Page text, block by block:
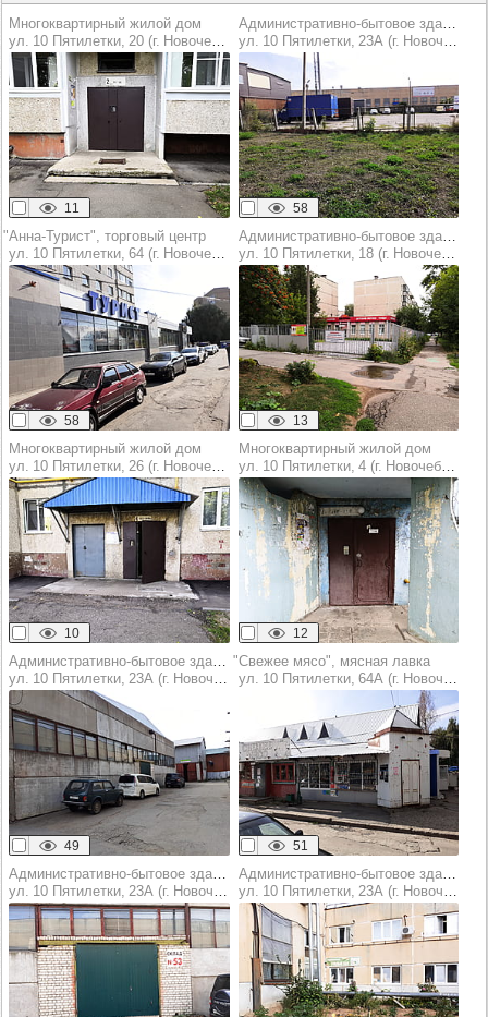
Многоквартирный жилой дом
ул. 10 Пятилетки, 20 (г. Новочебоксарск)
11
Административно-бытовое здание
ул. 10 Пятилетки, 23А (г. Новочебоксарск)
58
"Анна-Турист", торговый центр
ул. 10 Пятилетки, 64 (г. Новочебоксарск)
58
Административно-бытовое здание
ул. 10 Пятилетки, 18 (г. Новочебоксарск)
13
Многоквартирный жилой дом
ул. 10 Пятилетки, 26 (г. Новочебоксарск)
10
Многоквартирный жилой дом
ул. 10 Пятилетки, 4 (г. Новочебоксарск)
12
ул. 10 Пятилетки, 23А (г. Новочебоксарск)
49
"Свежее мясо", мясная лавка
ул. 10 Пятилетки, 64А (г. Новочебоксарск)
51
ул. 10 Пятилетки, 23А (г. Новочебоксарск)
Административно-бытовое здание
ул. 10 Пятилетки, 23А (г. Новочебоксарск)